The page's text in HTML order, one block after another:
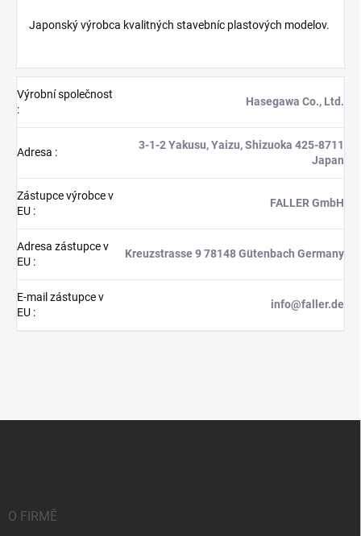
Japonský výrobca kvalitných stavebníc plastových modelov.
Výrobní společnost
:
Hasegawa Co., Ltd.
Adresa :
3-1-2 Yakusu, Yaizu, Shizuoka 425-8711
Japan
Zástupce výrobce v
EU :
FALLER GmbH
Adresa zástupce v
EU :
Kreuzstrasse 9 78148 Gütenbach Germany
E-mail zástupce v
EU :
info@faller.de
O FIRMĚ